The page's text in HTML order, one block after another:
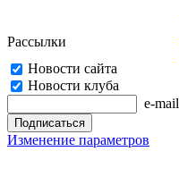
Рассылки
Новости сайта
Новости клуба
e-mail
Изменение параметров